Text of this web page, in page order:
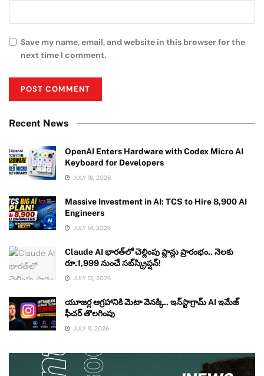
Save my name, email, and website in this browser for the
next time I comment.
Recent News
OpenAI Enters Hardware with Codex Micro AI
Keyboard for Developers
JULY 18, 2026
Massive Investment in AI: TCS to Hire 8,900 AI
Engineers
JULY 14, 2026
Claude AI భారత్‌లో చెల్లింపు ప్లాన్లు ప్రారంభం.. నెలకు
రూ.1,999 నుంచే సబ్‌స్క్రిప్షన్!
JULY 13, 2026
యూజర్ల ఆగ్రహానికి మెటా వెనక్కి.. ఇన్‌స్టాగ్రామ్ AI ఇమేజ్
ఫీచర్ తొలగింపు
JULY 11, 2026